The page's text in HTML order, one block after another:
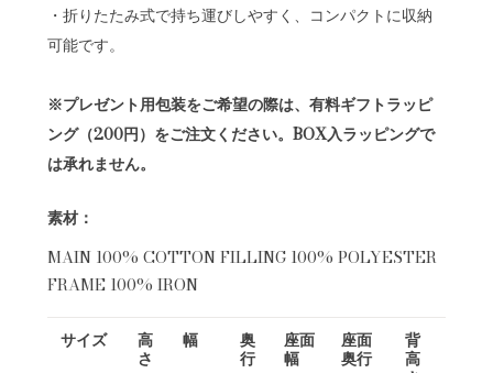
・折りたたみ式で持ち運びしやすく、コンパクトに収納
可能です。
※プレゼント用包装をご希望の際は、有料ギフトラッピ
ング（200円）をご注文ください。BOX入ラッピングで
は承れません。
素材：
MAIN 100% COTTON FILLING 100% POLYESTER
FRAME 100% IRON
サイズ
高
さ
幅
奥
行
座面
幅
座面
奥行
背
高